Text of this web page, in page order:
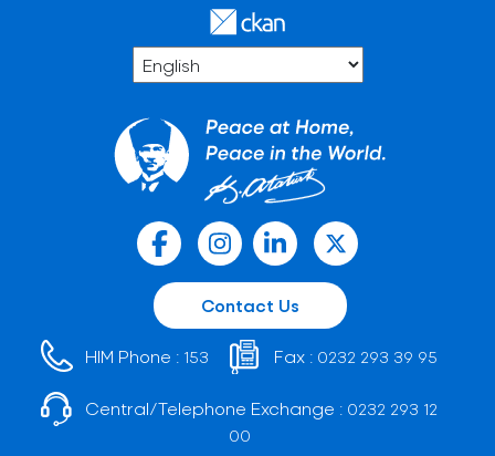
Contact Us
HIM Phone : 153 Fax : 0232 293 39 95
Central/Telephone Exchange : 0232 293 12
00